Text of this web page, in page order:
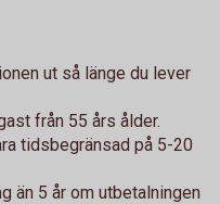
ut så länge du lever
från 55 års ålder.
tidsbegränsad på 5-20
än 5 år om utbetalningen